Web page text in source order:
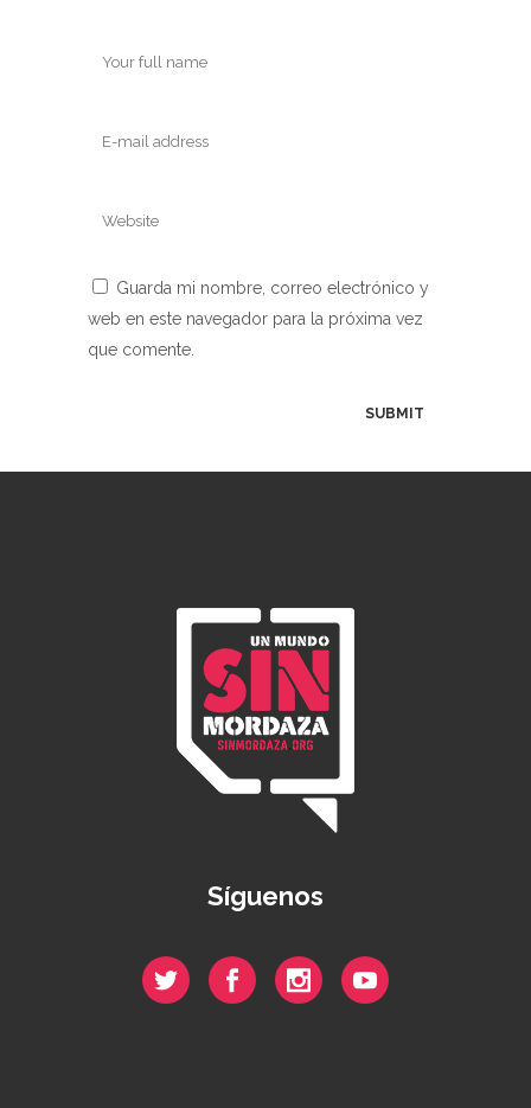
Guarda mi nombre, correo electrónico y
web en este navegador para la próxima vez
que comente.
Síguenos